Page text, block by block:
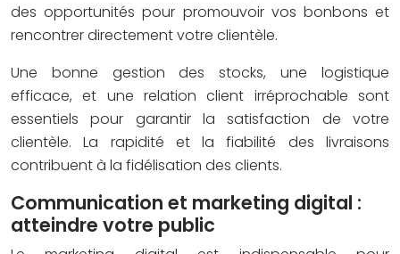
des opportunités pour promouvoir vos bonbons et
rencontrer directement votre clientèle.
Une bonne gestion des stocks, une logistique
efficace, et une relation client irréprochable sont
essentiels pour garantir la satisfaction de votre
clientèle. La rapidité et la fiabilité des livraisons
contribuent à la fidélisation des clients.
Communication et marketing digital :
atteindre votre public